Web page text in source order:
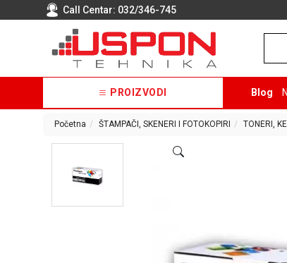
Call Centar: 032/346-745
PROIZVODI Blog
Početna ŠTAMPAČI, SKENERI I FOTOKOPIRI TONERI,